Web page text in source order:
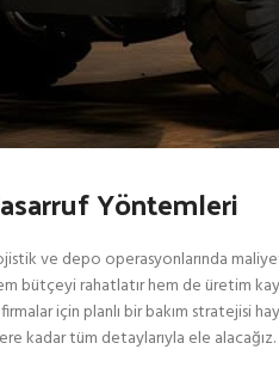
Yöntemleri
ve depo operasyonlarında
bütçeyi rahatlatır hem de üretim
için planlı bir bakım stratejisi
kadar tüm detaylarıyla ele alacağız.